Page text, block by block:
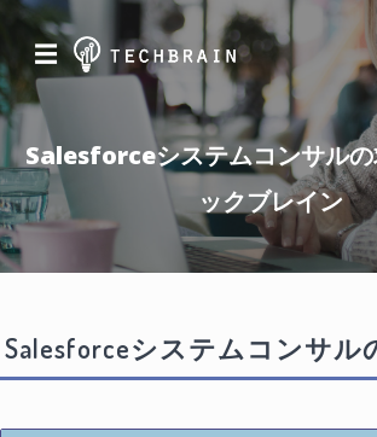
☰
Salesforceシステムコンサル
ックブレイン
Salesforceシステムコンサル